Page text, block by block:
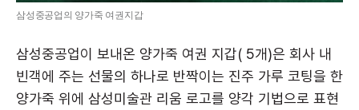
삼성중공업의 양가죽 여권지갑
삼성중공업이 보내온 양가죽 여권 지갑( 5개)은 회사 내
빈객에 주는 선물의 하나로 반짝이는 진주 가루 코팅을 한
양가죽 위에 삼성미술관 리움 로고를 양각 기법으로 표현